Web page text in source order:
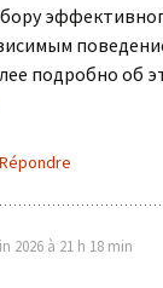
подробно об
Répondre
2026 à 21 h 18 min